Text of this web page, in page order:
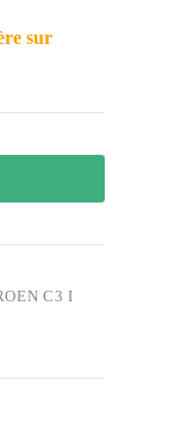
sur
C3 I